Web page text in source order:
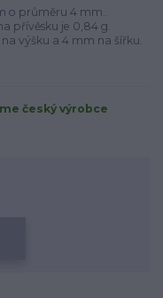
o průměru 4 mm..
přívěsku je 0,84 g.
výšku a 4 mm na šířku.
český výrobce